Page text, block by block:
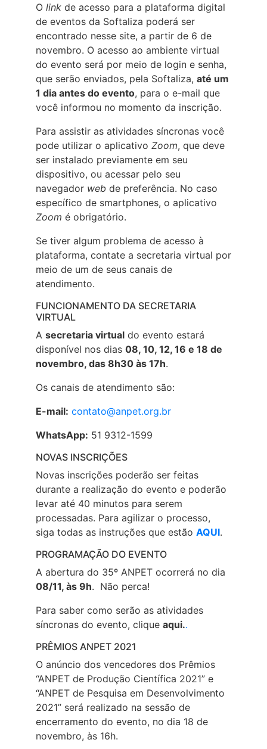
O link de acesso para a plataforma digital
de eventos da Softaliza poderá ser
encontrado nesse site, a partir de 6 de
novembro. O acesso ao ambiente virtual
do evento será por meio de login e senha,
que serão enviados, pela Softaliza, até um
1 dia antes do evento, para o e-mail que
você informou no momento da inscrição.
Para assistir as atividades síncronas você
pode utilizar o aplicativo Zoom, que deve
ser instalado previamente em seu
dispositivo, ou acessar pelo seu
navegador web de preferência. No caso
específico de smartphones, o aplicativo
Zoom é obrigatório.
Se tiver algum problema de acesso à
plataforma, contate a secretaria virtual por
meio de um de seus canais de
atendimento.
FUNCIONAMENTO DA SECRETARIA
VIRTUAL
A secretaria virtual do evento estará
disponível nos dias 08, 10, 12, 16 e 18 de
novembro, das 8h30 às 17h.
Os canais de atendimento são:
E-mail: contato@anpet.org.br
WhatsApp: 51 9312-1599
NOVAS INSCRIÇÕES
Novas inscrições poderão ser feitas
durante a realização do evento e poderão
levar até 40 minutos para serem
processadas. Para agilizar o processo,
siga todas as instruções que estão AQUI.
PROGRAMAÇÃO DO EVENTO
A abertura do 35º ANPET ocorrerá no dia
08/11, às 9h. Não perca!
Para saber como serão as atividades
síncronas do evento, clique aqui..
PRÊMIOS ANPET 2021
O anúncio dos vencedores dos Prêmios
“ANPET de Produção Científica 2021” e
“ANPET de Pesquisa em Desenvolvimento
2021” será realizado na sessão de
encerramento do evento, no dia 18 de
novembro, às 16h.